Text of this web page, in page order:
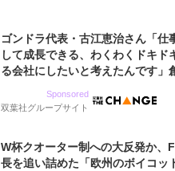
ゴンドラ代表・古江恵治さん「仕
して成長できる、わくわくドキド
る会社にしたいと考えたんです」
グ会社のアイデンティティ
Sponsored
双葉社グループサイト
W杯クオーター制への大反発か、
長を追い詰めた「欧州のボイコッ